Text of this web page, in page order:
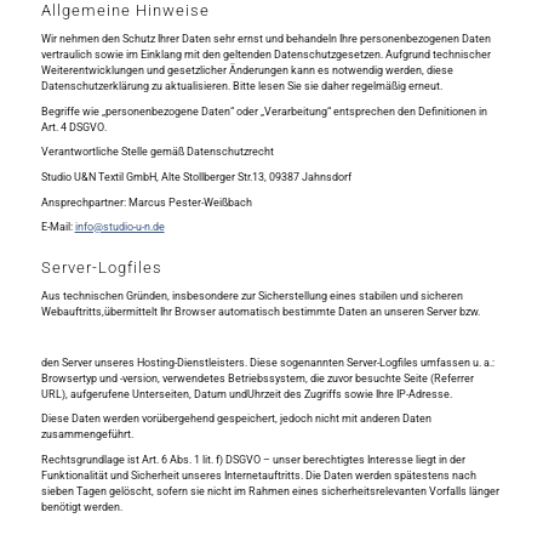
Allgemeine Hinweise
Wir nehmen den Schutz Ihrer Daten sehr ernst und behandeln Ihre personenbezogenen Daten
vertraulich sowie im Einklang mit den geltenden Datenschutzgesetzen. Aufgrund technischer
Weiterentwicklungen und gesetzlicher Änderungen kann es notwendig werden, diese
Datenschutzerklärung zu aktualisieren. Bitte lesen Sie sie daher regelmäßig erneut.
Begriffe wie „personenbezogene Daten“ oder „Verarbeitung“ entsprechen den Definitionen in
Art. 4 DSGVO.
Verantwortliche Stelle gemäß Datenschutzrecht
Studio U&N Textil GmbH, Alte Stollberger Str.13, 09387 Jahnsdorf
Ansprechpartner: Marcus Pester-Weißbach
E-Mail: info@studio-u-n.de
Server-Logfiles
Aus technischen Gründen, insbesondere zur Sicherstellung eines stabilen und sicheren
Webauftritts,übermittelt Ihr Browser automatisch bestimmte Daten an unseren Server bzw.
den Server unseres Hosting-Dienstleisters. Diese sogenannten Server-Logfiles umfassen u. a.:
Browsertyp und -version, verwendetes Betriebssystem, die zuvor besuchte Seite (Referrer
URL), aufgerufene Unterseiten, Datum undUhrzeit des Zugriffs sowie Ihre IP-Adresse.
Diese Daten werden vorübergehend gespeichert, jedoch nicht mit anderen Daten
zusammengeführt.
Rechtsgrundlage ist Art. 6 Abs. 1 lit. f) DSGVO – unser berechtigtes Interesse liegt in der
Funktionalität und Sicherheit unseres Internetauftritts. Die Daten werden spätestens nach
sieben Tagen gelöscht, sofern sie nicht im Rahmen eines sicherheitsrelevanten Vorfalls länger
benötigt werden.